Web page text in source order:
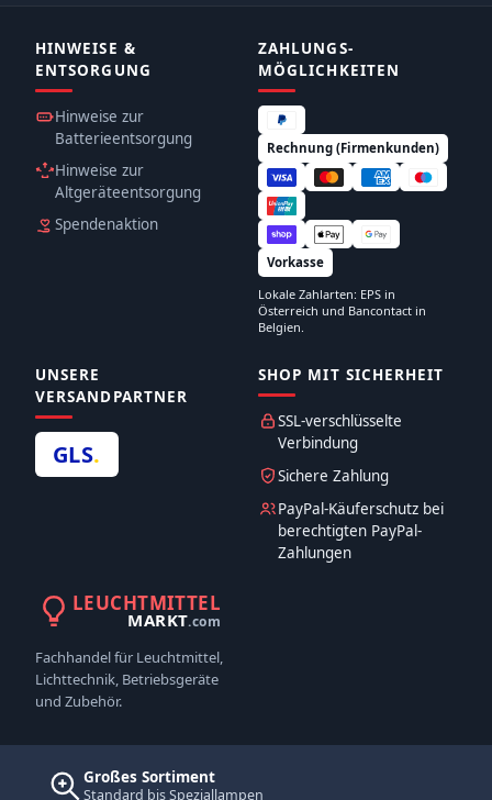
HINWEISE &
ENTSORGUNG
Hinweise zur
Batterieentsorgung
Hinweise zur
Altgeräteentsorgung
Spendenaktion
ZAHLUNGS­
MÖGLICHKEITEN
Rechnung (Firmenkunden)
Vorkasse
Lokale Zahlarten: EPS in
Österreich und Bancontact in
Belgien.
UNSERE
VERSANDPARTNER
GLS.
SHOP MIT SICHERHEIT
SSL-verschlüsselte
Verbindung
Sichere Zahlung
PayPal-Käuferschutz bei
berechtigten PayPal-
Zahlungen
LEUCHTMITTEL
MARKT.com
Fachhandel für Leuchtmittel,
Lichttechnik, Betriebsgeräte
und Zubehör.
Großes Sortiment
Standard bis Speziallampen